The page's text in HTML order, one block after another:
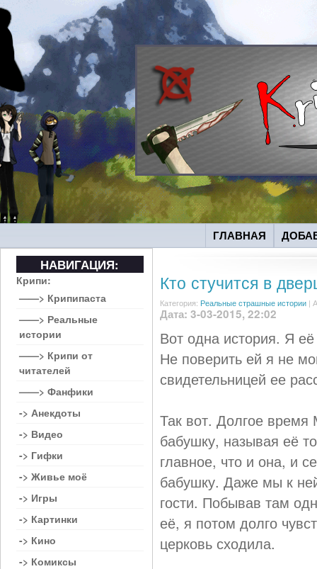
ГЛАВНАЯ
Кто стучится в
Категория: Реальные страшные истории |
Дата: 3-03-2015, 22:02
Вот одна история. Я
Не поверить ей я не
свидетельницей ее
Так вот. Долгое
бабушку, называя её
главное, что и она, и
бабушку. Даже мы к
гости. Побывав там
её, я потом долго
церковь сходила.
НАВИГАЦИЯ:
Крипи:
——> Крипипаста
——> Реальные
истории
——> Крипи от
читателей
——> Фанфики
-> Анекдоты
-> Видео
-> Гифки
-> Живье моё
-> Игры
-> Картинки
-> Кино
-> Комиксы